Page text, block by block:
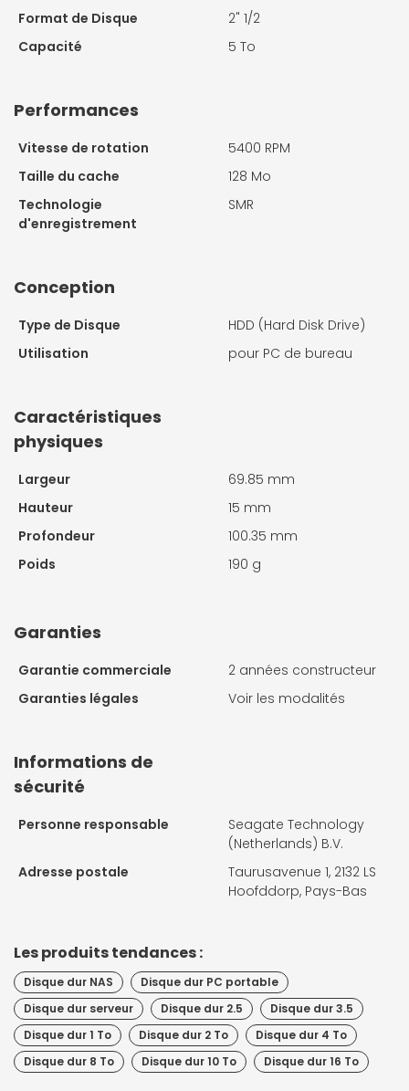
Format de Disque
2" 1/2
Capacité
5 To
Performances
Vitesse de rotation
5400 RPM
Taille du cache
128 Mo
Technologie
d'enregistrement
SMR
Conception
Type de Disque
HDD (Hard Disk Drive)
Utilisation
pour PC de bureau
Caractéristiques
physiques
Largeur
69.85 mm
Hauteur
15 mm
Profondeur
100.35 mm
Poids
190 g
Garanties
Garantie commerciale
2 années constructeur
Garanties légales
Voir les modalités
Informations de
sécurité
Personne responsable
Seagate Technology
(Netherlands) B.V.
Adresse postale
Taurusavenue 1, 2132 LS
Hoofddorp, Pays-Bas
Les produits tendances :
Disque dur NAS
Disque dur PC portable
Disque dur serveur
Disque dur 2.5
Disque dur 3.5
Disque dur 1 To
Disque dur 2 To
Disque dur 4 To
Disque dur 8 To
Disque dur 10 To Disque dur 16 To